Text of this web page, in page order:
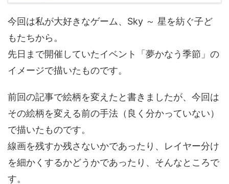
今回は私が大好きなゲーム、Sky ～ 星を紡ぐ子ど
もたちから。
先日まで開催していたイベント「夢かなう季節」の
イメージで描いたものです。
前回の記事で絵柄を変えたと書きましたが、今回は
その絵柄を変える前の手法（良く分かっていない）
で描いたものです。
線画を残すか残さないかであったり、レイヤー分け
を細かくするかどうかであったり、そんなところで
す。